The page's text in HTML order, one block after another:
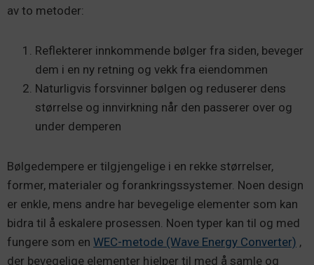
av to metoder:
Reflekterer innkommende bølger fra siden, beveger
dem i en ny retning og vekk fra eiendommen
Naturligvis forsvinner bølgen og reduserer dens
størrelse og innvirkning når den passerer over og
under demperen
Bølgedempere er tilgjengelige i en rekke størrelser,
former, materialer og forankringssystemer. Noen design
er enkle, mens andre har bevegelige elementer som kan
bidra til å eskalere prosessen. Noen typer kan til og med
fungere som en WEC-metode (Wave Energy Converter) ,
der bevegelige elementer hjelper til med å samle og